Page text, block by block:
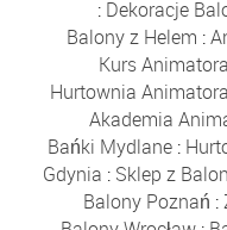
: Dekoracje
Balony z Helem :
Kurs
Hurtownia Animatora
Akademia
Bańki Mydlane :
Gdynia : Sklep z
Balony Poznań :